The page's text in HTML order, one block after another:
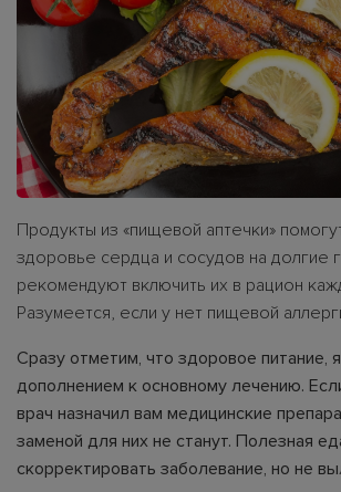
Продукты из «пищевой аптечки»
здоровье сердца и сосудов на долгие
рекомендуют включить их в рацион
Разумеется, если у нет пищевой
Сразу отметим, что здоровое питание,
дополнением к основному лечению.
врач назначил вам медицинские
заменой для них не станут. Полезная
скорректировать заболевание, но не